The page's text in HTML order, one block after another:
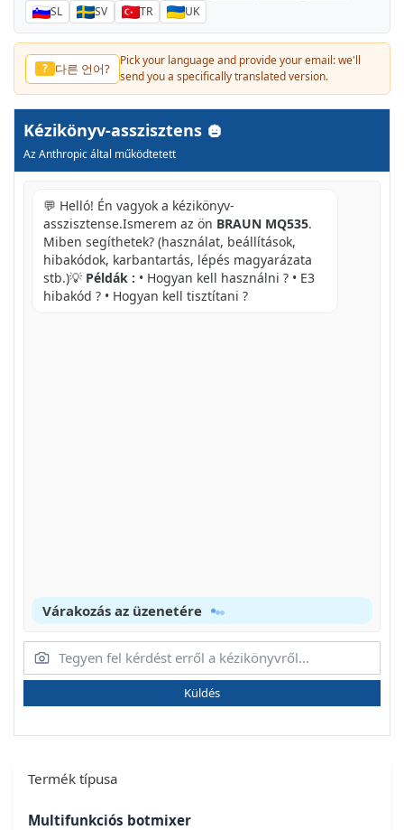
SL
SV TR UK
? 다른 언어?
Pick your language and provide your email: we'll
send you a specifically translated version.
Kézikönyv-asszisztens
Az Anthropic által működtetett
💬 Helló! Én vagyok a kézikönyv-
asszisztense.Ismerem az ön BRAUN MQ535.
Miben segíthetek? (használat, beállítások,
hibakódok, karbantartás, lépés magyarázata
stb.)💡 Példák : • Hogyan kell használni ? • E3
hibakód ? • Hogyan kell tisztítani ?
Várakozás az üzenetére
Küldés
Termék típusa
Multifunkciós botmixer